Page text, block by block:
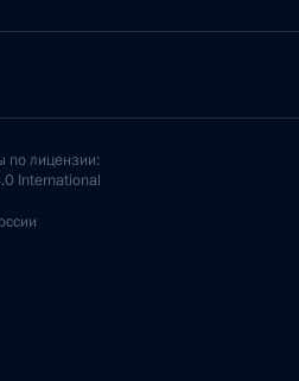
по лицензии:
International